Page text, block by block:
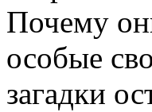
Почему
особые
загадки